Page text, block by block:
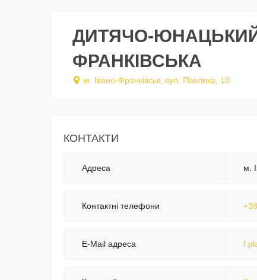
ДИТЯЧО-
ФРАНКІВСЬКА
м. Івано-Франківськ, вул. Павлика, 10
КОНТАКТИ
Адреса м.
Контактні телефони
E-Mail адреса